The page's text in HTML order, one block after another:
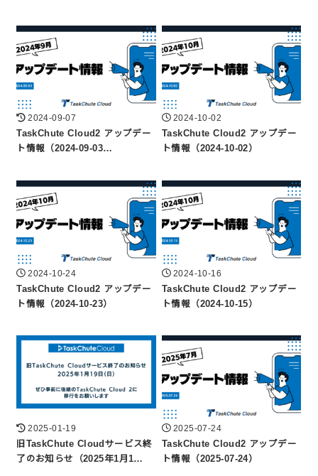
2024-09-07
TaskChute Cloud2 アップデー
ト情報（2024-09-03…
2024-10-02
TaskChute Cloud2 アップデー
ト情報（2024-10-02）
2024-10-24
TaskChute Cloud2 アップデー
ト情報（2024-10-23）
2024-10-16
TaskChute Cloud2 アップデー
ト情報（2024-10-15）
2025-01-19
旧TaskChute Cloudサービス終
了のお知らせ（2025年1月1…
2025-07-24
TaskChute Cloud2 アップデー
ト情報（2025-07-24）